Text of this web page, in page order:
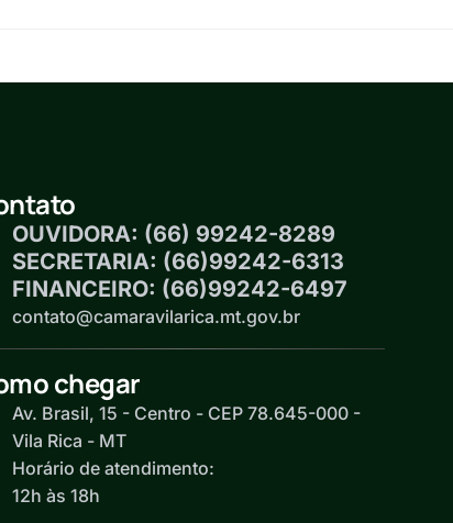
OUVIDORA: (66) 99242-8289
SECRETARIA: (66)99242-6313
FINANCEIRO: (66)99242-6497
contato@camaravilarica.mt.gov.br
chegar
Av. Brasil, 15 - Centro - CEP 78.645-000 -
Vila Rica - MT
Horário de atendimento:
12h às 18h